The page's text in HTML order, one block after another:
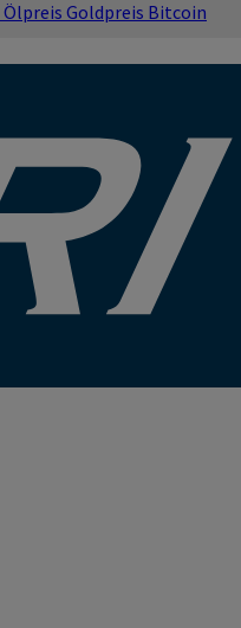
Ölpreis Goldpreis Bitcoin